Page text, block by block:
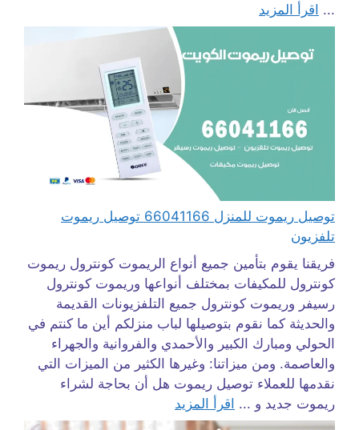
... اقرأ المزيد
توصيل ريموت للمنزل 66041166 توصيل ريموت
تلفزيون
فريقنا يقوم بتأمين جميع أنواع الريموت كونترول ريموت
كونترول للمكيفات بمختلف أنواعها وريموت كونترول
رسيفر وريموت كونترول جميع التلفزيونات القديمة
والحديثة كما نقوم بتوصيلها لباب منزلكم أين ما كنتم في
الحولي ومبارك الكبير والأحمدي والفروانية والجهراء
والعاصمة. ومن ميزاتنا: وغيرها الكثير من الميزات التي
نقدمها للعملاء توصيل ريموت هل أن بحاجة لشراء
ريموت جديد و ... اقرأ المزيد